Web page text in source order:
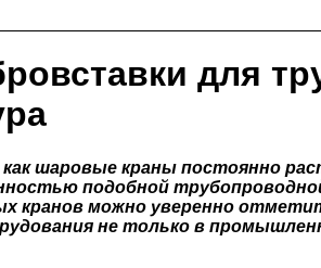
для
шаровые краны постоянно
подобной
кранов можно уверенно
не только в